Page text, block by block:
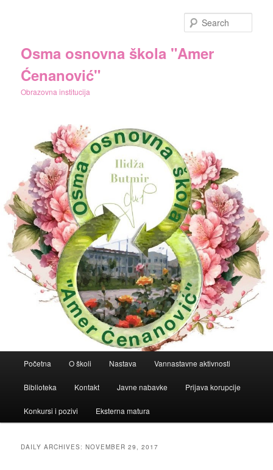
Osma osnovna škola "Amer
Ćenanović"
Obrazovna institucija
Početna O školi Nastava Vannastavne aktivnosti
Biblioteka Kontakt Javne nabavke Prijava korupcije
Konkursi i pozivi Eksterna matura
DAILY ARCHIVES:NOVEMBER 29, 2017